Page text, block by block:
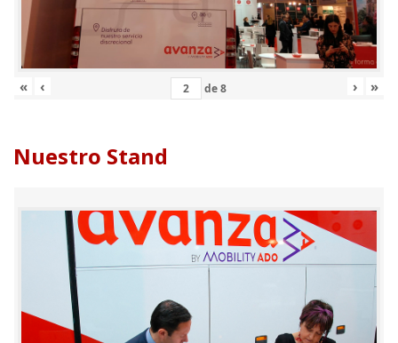
« ‹ de8 › »
Nuestro Stand